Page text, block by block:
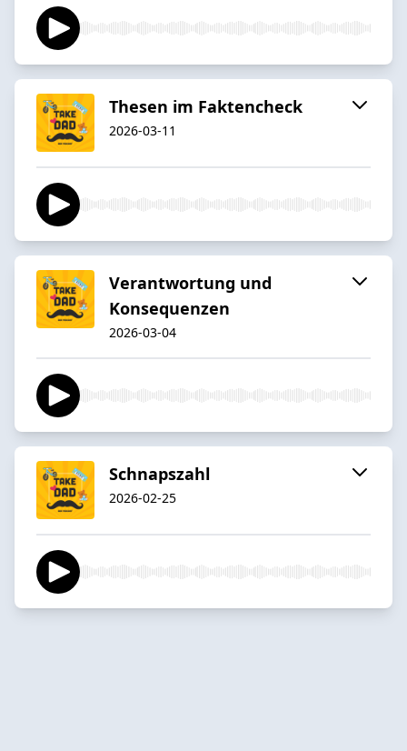
Thesen im Faktencheck
2026-03-11
Verantwortung und
Konsequenzen
2026-03-04
Schnapszahl
2026-02-25